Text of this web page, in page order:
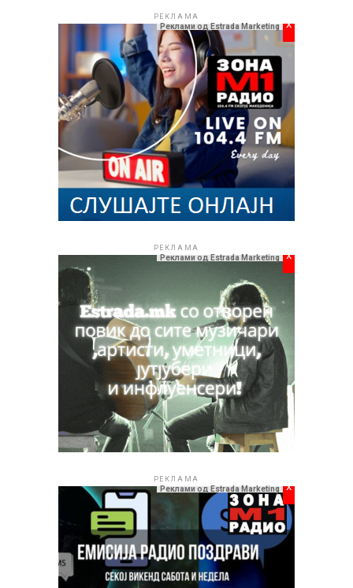
Естрада.мки во наредниот период ќе продолжи да
ве информира за најинтересните фестивалски
случувања, концерти и културни настани кои се дел
од богатата програма на „Скопско лето 2026“.
РЕКЛАМА
РЕКЛАМА
Реклами од Estrada Marketing x
РЕКЛАМА
Реклами од Estrada Marketing x
РЕКЛАМА
Реклами од Estrada Marketing x